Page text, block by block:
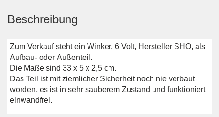
Beschreibung
Zum Verkauf steht ein Winker, 6 Volt, Hersteller SHO, als
Aufbau- oder Außenteil.
Die Maße sind 33 x 5 x 2,5 cm.
Das Teil ist mit ziemlicher Sicherheit noch nie verbaut
worden, es ist in sehr sauberem Zustand und funktioniert
einwandfrei.